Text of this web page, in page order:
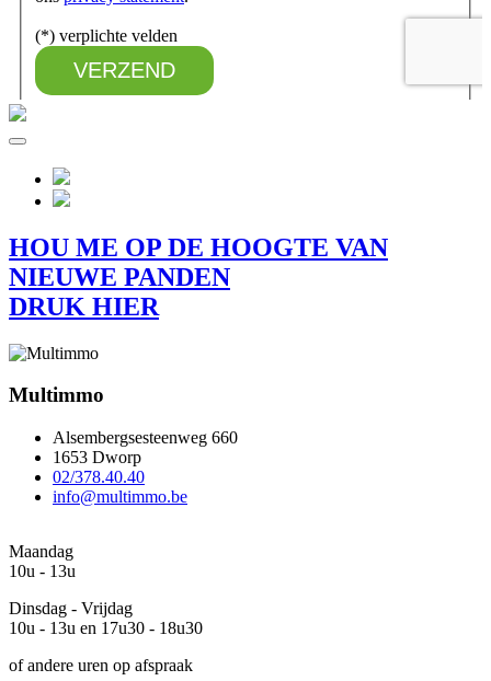
HOU ME OP DE HOOGTE VAN
NIEUWE PANDEN
DRUK HIER
Multimmo
Alsembergsesteenweg 660
1653 Dworp
02/378.40.40
info@multimmo.be
Maandag
10u - 13u
Dinsdag - Vrijdag
10u - 13u en 17u30 - 18u30
of andere uren op afspraak